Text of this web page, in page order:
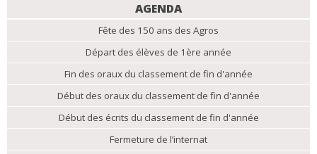
AGENDA
Fête des 150 ans des Agros
Départ des élèves de 1ère année
Fin des oraux du classement de fin d'année
Début des oraux du classement de fin d'année
Début des écrits du classement de fin d'année
Fermeture de l’internat